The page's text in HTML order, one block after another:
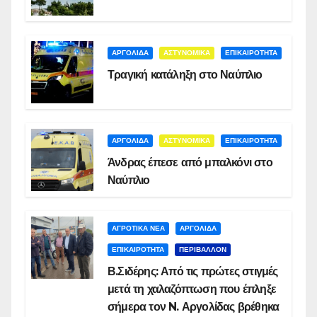
ΑΡΓΟΛΙΔΑ ΑΣΤΥΝΟΜΙΚΑ ΕΠΙΚΑΙΡΟΤΗΤΑ
Τραγική κατάληξη στο Ναύπλιο
ΑΡΓΟΛΙΔΑ ΑΣΤΥΝΟΜΙΚΑ ΕΠΙΚΑΙΡΟΤΗΤΑ
Άνδρας έπεσε από μπαλκόνι στο
Ναύπλιο
ΑΓΡΟΤΙΚΑ ΝΕΑ ΑΡΓΟΛΙΔΑ
ΕΠΙΚΑΙΡΟΤΗΤΑ ΠΕΡΙΒΑΛΛΟΝ
Β.Σιδέρης: Από τις πρώτες στιγμές
μετά τη χαλαζόπτωση που έπληξε
σήμερα τον N. Αργολίδας βρέθηκα